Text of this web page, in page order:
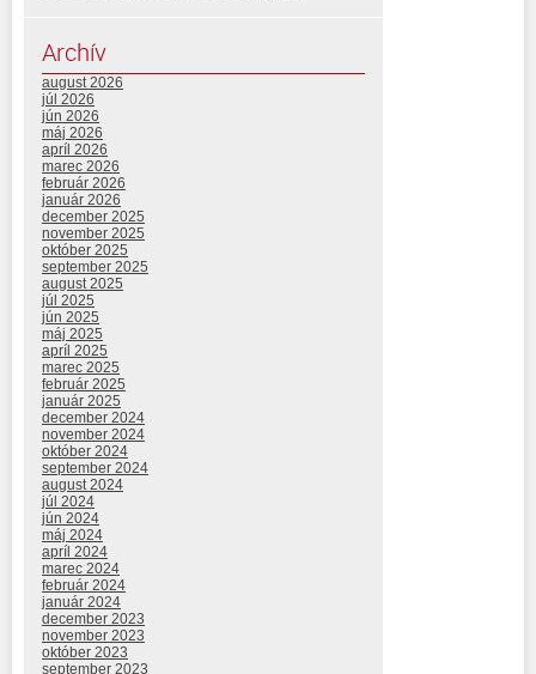
Archív
august 2026
júl 2026
jún 2026
máj 2026
apríl 2026
marec 2026
február 2026
január 2026
december 2025
november 2025
október 2025
september 2025
august 2025
júl 2025
jún 2025
máj 2025
apríl 2025
marec 2025
február 2025
január 2025
december 2024
november 2024
október 2024
september 2024
august 2024
júl 2024
jún 2024
máj 2024
apríl 2024
marec 2024
február 2024
január 2024
december 2023
november 2023
október 2023
september 2023